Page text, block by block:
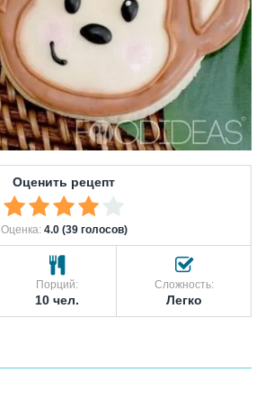
Оценить рецепт
Оценка: 4.0 (39 голосов)
Порций:
10 чел.
Сложность:
Легко